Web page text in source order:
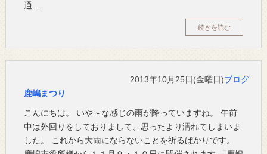
通…
続きを読む
2013年10月25日(金曜日)ブログ
鹿嶋まつり
こんにちは。 いや～な感じの雨が降っていますね。 午前
中は外回りをしておりまして、思ったより濡れてしまいま
した。 これから大雨にならないことを祈るばかりです。